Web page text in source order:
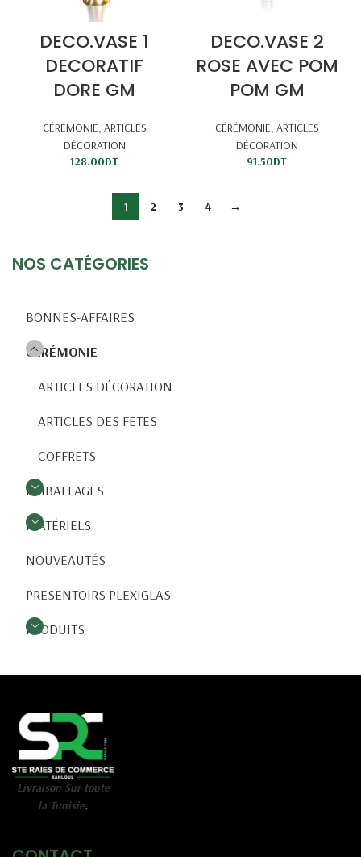
NOS CATÉGORIES
BONNES-AFFAIRES
CÉRÉMONIE
ARTICLES DÉCORATION
ARTICLES DES FETES
COFFRETS
EMBALLAGES
MATÉRIELS
NOUVEAUTÉS
PRESENTOIRS PLEXIGLAS
PRODUITS
DECO.VASE 1
DECORATIF
DORE GM
CÉRÉMONIE, ARTICLES
DÉCORATION
128.00DT
DECO.VASE 2
ROSE AVEC POM
POM GM
CÉRÉMONIE, ARTICLES
DÉCORATION
91.50DT
1 2 3 4 →
Livraison Sur toute
la Tunisie.